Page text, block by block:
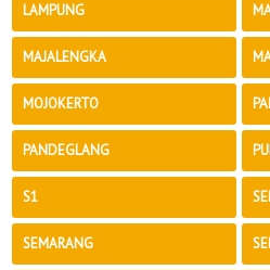
LAMPUNG
MAJALENGKA
MOJOKERTO
PANDEGLANG
S1
SEMARANG